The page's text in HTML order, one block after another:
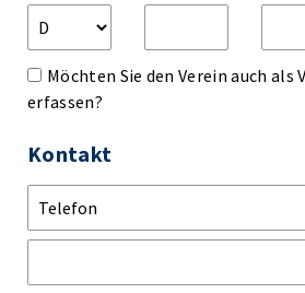
Möchten Sie den Verein auch
erfassen?
Kontakt